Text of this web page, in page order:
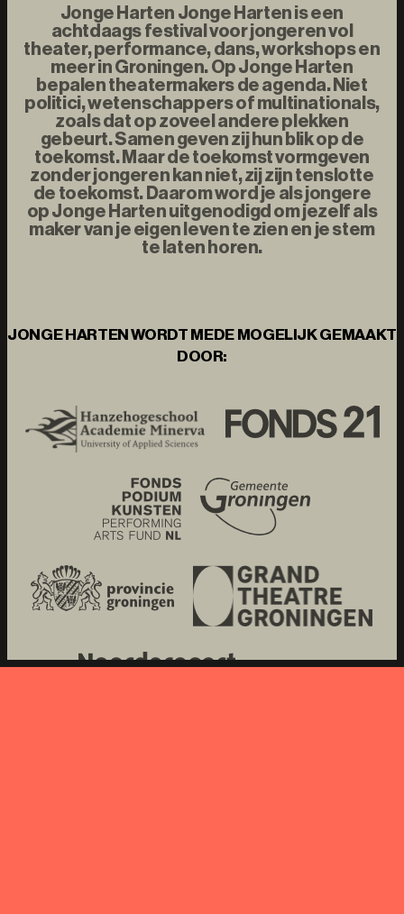
Jonge Harten Jonge Harten is een
achtdaags festival voor jongeren vol
theater, performance, dans, workshops en
meer in Groningen. Op Jonge Harten
bepalen theatermakers de agenda. Niet
politici, wetenschappers of multinationals,
zoals dat op zoveel andere plekken
gebeurt. Samen geven zij hun blik op de
toekomst. Maar de toekomst vormgeven
zonder jongeren kan niet, zij zijn tenslotte
de toekomst. Daarom word je als jongere
op Jonge Harten uitgenodigd om jezelf als
maker van je eigen leven te zien en je stem
te laten horen.
JONGE HARTEN WORDT MEDE MOGELIJK GEMAAKT
DOOR: